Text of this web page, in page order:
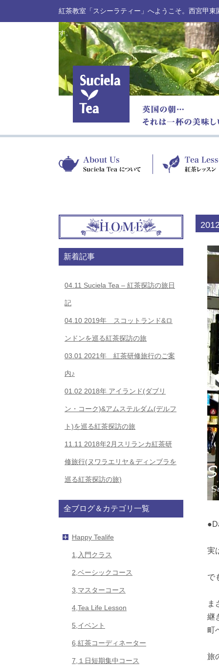
紅茶教室「スシーラティー」へようこそ。西宮甲
す。
実
で
ま
継
町
旅
新着記事
04.11 Suciela Tea – 紅茶探訪の旅日
記
04.10 2019年 スコットランド&ロ
ンドンを巡る紅茶探訪の旅
03.01 2021年 紅茶研修旅行のご案
内♪
01.02 2018年 アイランド(ダブリ
ン・コーク)&アムステルダム(デルフ
ト)を巡る紅茶探訪の旅
11.11 2018年2月スリランカ紅茶研
修旅行(ヌワラエリヤ＆ディンブラを
巡る紅茶探訪の旅)
全ブログ＆カテゴリ一覧
Happy Tealife
1,入門クラス
2,ベーシックコース
3,マスターコース
4,Tea Life Lesson
5,イベント
6,紅茶コーディネーター
7,１日短期集中コース